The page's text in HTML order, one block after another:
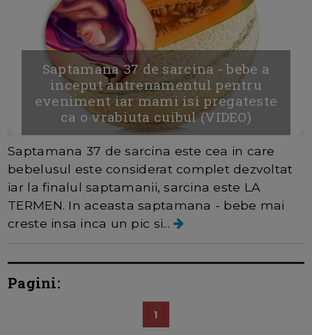
Saptamana 37 de sarcina - bebe a
inceput antrenamentul pentru
eveniment iar mami isi pregateste
ca o vrabiuta cuibul (VIDEO)
Saptamana 37 de sarcina este cea in care
bebelusul este considerat complet dezvoltat
iar la finalul saptamanii, sarcina este LA
TERMEN. In aceasta saptamana - bebe mai
creste insa inca un pic si...
Pagini:
1